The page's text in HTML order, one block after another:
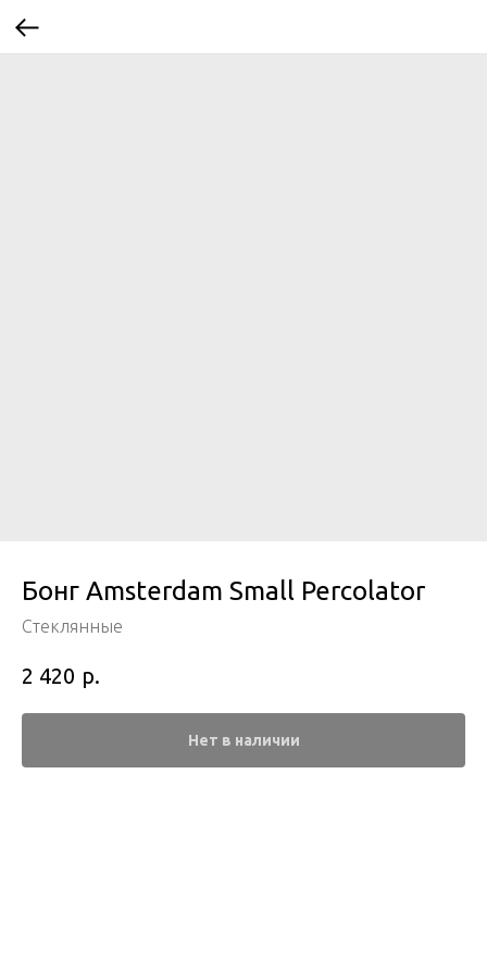
Бонг Amsterdam Small Percolator
Стеклянные
2 420 р.
Нет в наличии